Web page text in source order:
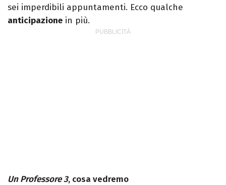
sei imperdibili appuntamenti. Ecco qualche
anticipazione in più.
Un Professore 3, cosa vedremo